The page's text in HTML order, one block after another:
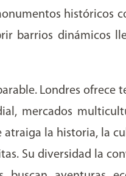
históricos
barrios dinámicos
Londres ofrece
mercados
atraiga la historia, la
Su diversidad la